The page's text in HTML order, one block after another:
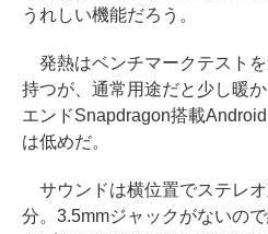
うれしい機能だろう。
発熱はベンチマークテスト
持つが、通常用途だと少し暖
エンドSnapdragon搭載
は低めだ。
サウンドは横位置でステレ
分。3.5mmジャックがないの